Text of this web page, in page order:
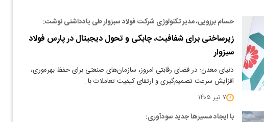
حسام برزویی، مدیر تکنولوژی شرکت فولاد سبزوار طی یادداشتی نوشت:
زیرساختی برای شفافیت، چابکی و تحول دیجیتال در پارس فولاد
سبزوار
دنیای معدن: در فضای رقابتی امروز، سازمان‌های صنعتی برای حفظ بهره‌وری،
افزایش سرعت تصمیم‌گیری و ارتقای کیفیت تعاملات با…
۷ تیر ۱۴۰۵
با ایجاد مسیرها جدید سودآوری: